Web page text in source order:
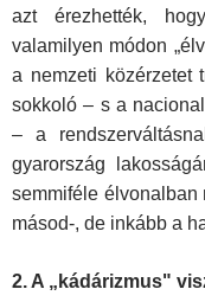
azt érezhették,
valamilyen módon
a nemzeti közérzetet
sokkoló – s a
– a
gyarország
semmiféle élvo­nalban
másod-, de inkább a
2. A „ kádárizmus"